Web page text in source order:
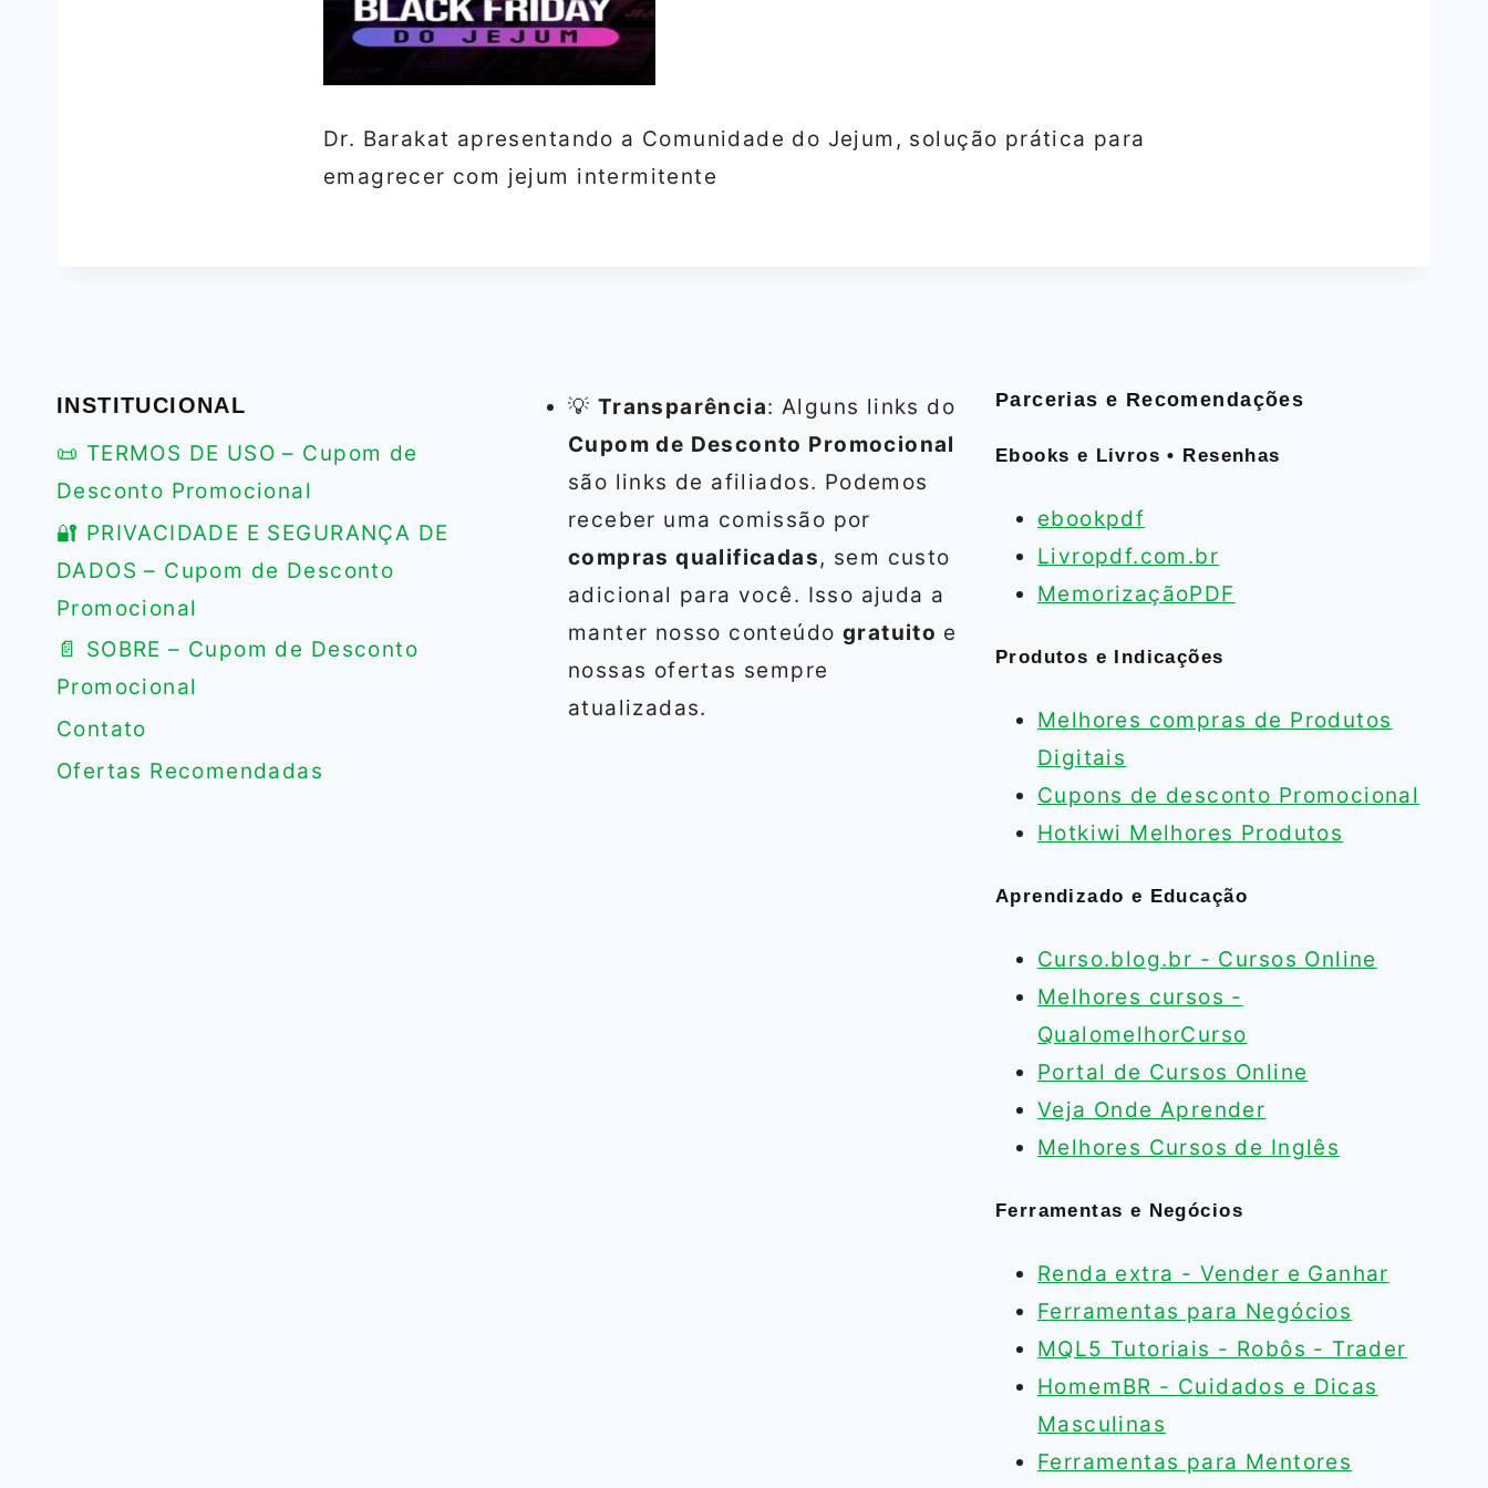
Dr. Barakat apresentando a Comunidade do Jejum, solução prática para
emagrecer com jejum intermitente
INSTITUCIONAL
📜 TERMOS DE USO – Cupom de
Desconto Promocional
🔐 PRIVACIDADE E SEGURANÇA DE
DADOS – Cupom de Desconto
Promocional
📄 SOBRE – Cupom de Desconto
Promocional
Contato
Ofertas Recomendadas
💡 Transparência: Alguns links do
Cupom de Desconto Promocional
são links de afiliados. Podemos
receber uma comissão por
compras qualificadas, sem custo
adicional para você. Isso ajuda a
manter nosso conteúdo gratuito e
nossas ofertas sempre
atualizadas.
Parcerias e Recomendações
Ebooks e Livros • Resenhas
ebookpdf
Livropdf.com.br
MemorizaçãoPDF
Produtos e Indicações
Melhores compras de Produtos
Digitais
Cupons de desconto Promocional
Hotkiwi Melhores Produtos
Aprendizado e Educação
Curso.blog.br - Cursos Online
Melhores cursos -
QualomelhorCurso
Portal de Cursos Online
Veja Onde Aprender
Melhores Cursos de Inglês
Ferramentas e Negócios
Renda extra - Vender e Ganhar
Ferramentas para Negócios
MQL5 Tutoriais - Robôs - Trader
HomemBR - Cuidados e Dicas
Masculinas
Ferramentas para Mentores